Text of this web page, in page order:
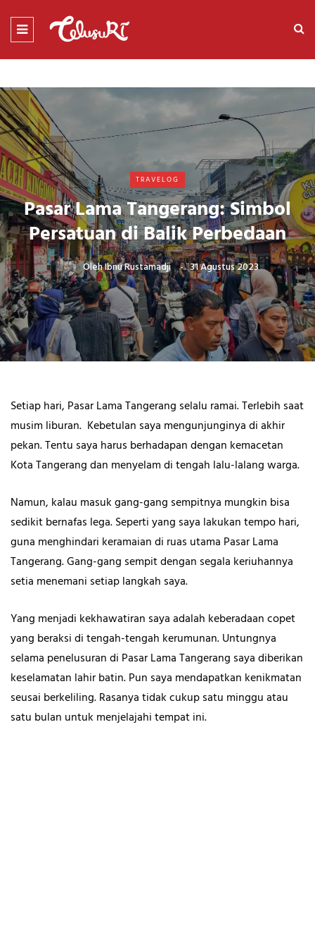
TRAVELOG
Pasar Lama Tangerang: Simbol
Persatuan di Balik Perbedaan
OlehIbnu Rustamadji 31 Agustus 2023
Setiap hari, Pasar Lama Tangerang selalu ramai. Terlebih saat
musim liburan. Kebetulan saya mengunjunginya di akhir
pekan. Tentu saya harus berhadapan dengan kemacetan
Kota Tangerang dan menyelam di tengah lalu-lalang warga.
Namun, kalau masuk gang-gang sempitnya mungkin bisa
sedikit bernafas lega. Seperti yang saya lakukan tempo hari,
guna menghindari keramaian di ruas utama Pasar Lama
Tangerang. Gang-gang sempit dengan segala keriuhannya
setia menemani setiap langkah saya.
Yang menjadi kekhawatiran saya adalah keberadaan copet
yang beraksi di tengah-tengah kerumunan. Untungnya
selama penelusuran di Pasar Lama Tangerang saya diberikan
keselamatan lahir batin. Pun saya mendapatkan kenikmatan
seusai berkeliling. Rasanya tidak cukup satu minggu atau
satu bulan untuk menjelajahi tempat ini.